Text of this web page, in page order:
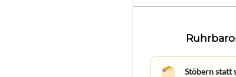
Stöbern statt